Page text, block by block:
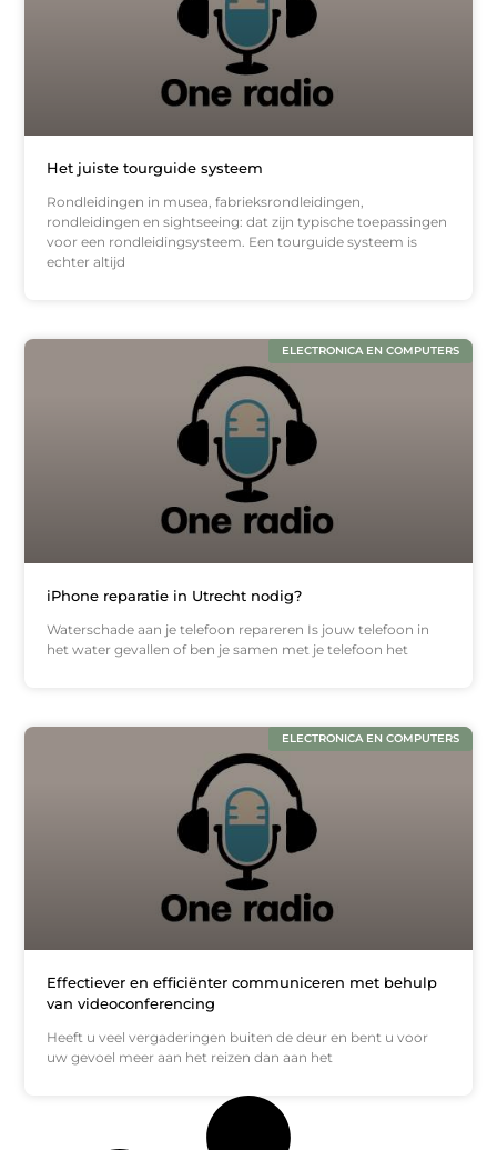
Het juiste tourguide systeem
Rondleidingen in musea, fabrieksrondleidingen,
rondleidingen en sightseeing: dat zijn typische toepassingen
voor een rondleidingsysteem. Een tourguide systeem is
echter altijd
ELECTRONICA EN COMPUTERS
iPhone reparatie in Utrecht nodig?
Waterschade aan je telefoon repareren Is jouw telefoon in
het water gevallen of ben je samen met je telefoon het
ELECTRONICA EN COMPUTERS
Effectiever en efficiënter communiceren met behulp
van videoconferencing
Heeft u veel vergaderingen buiten de deur en bent u voor
uw gevoel meer aan het reizen dan aan het